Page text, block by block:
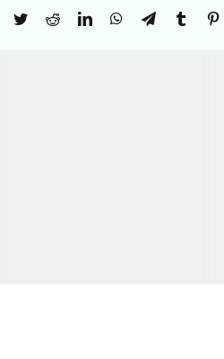
Facebook
TwitterRedditLinkedInWhatsApp
TelegramTumblr